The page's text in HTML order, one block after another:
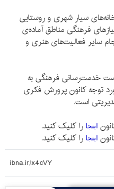
سیار شهری و روستایی
فرهنگی مناطق آماده‌ی
سایر فعالیت‌های هنری و
خدمت‌رسانی فرهنگی به
توجه کانون پرورش فکری
است.
اینجا را کلیک کنید.
اینجا را کلیک کنید.